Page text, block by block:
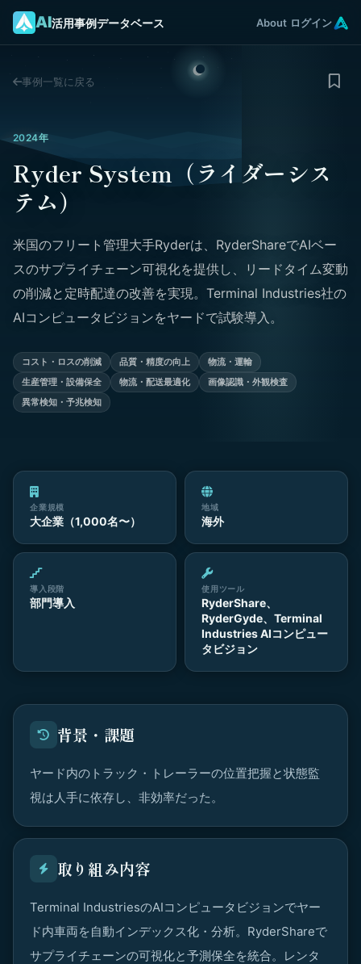
AI活用事例データベース About ログイン
事例一覧に戻る
2024年
Ryder System（ライダーシス
テム）
米国のフリート管理大手Ryderは、RyderShareでAIベー
スのサプライチェーン可視化を提供し、リードタイム変動
の削減と定時配達の改善を実現。Terminal Industries社の
AIコンピュータビジョンをヤードで試験導入。
コスト・ロスの削減 品質・精度の向上
物流・運輸
生産管理・設備保全
物流・配送最適化
画像認識・外観検査
異常検知・予兆検知
企業規模
大企業（1,000名〜）
地域
海外
導入段階
部門導入
使用ツール
RyderShare、
RyderGyde、Terminal
Industries AIコンピュー
タビジョン
背景・課題
ヤード内のトラック・トレーラーの位置把握と状態監
視は人手に依存し、非効率だった。
取り組み内容
Terminal IndustriesのAIコンピュータビジョンでヤー
ド内車両を自動インデックス化・分析。RyderShareで
サプライチェーンの可視化と予測保全を統合。レンタ